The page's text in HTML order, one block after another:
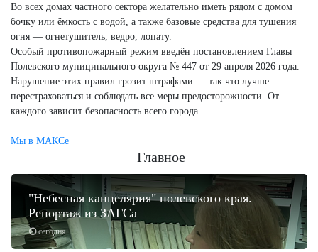
Во всех домах частного сектора желательно иметь рядом с домом
бочку или ёмкость с водой, а также базовые средства для тушения
огня — огнетушитель, ведро, лопату.
Особый противопожарный режим введён постановлением Главы
Полевского муниципального округа № 447 от 29 апреля 2026 года.
Нарушение этих правил грозит штрафами — так что лучше
перестраховаться и соблюдать все меры предосторожности. От
каждого зависит безопасность всего города.
Мы в МАКСе
Главное
сегодня
"Небесная канцелярия" полевского края.
Репортаж из ЗАГСа